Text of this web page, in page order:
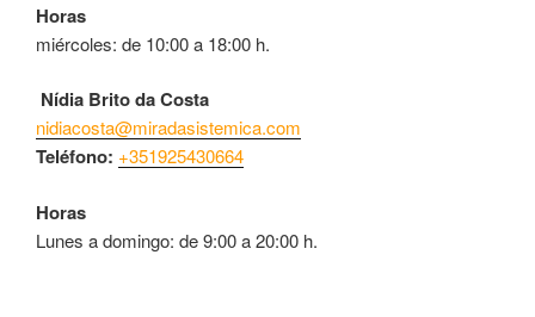
Horas
miércoles: de 10:00 a 18:00 h.
Nídia Brito da Costa
nidiacosta@miradasistemica.com
Teléfono: +351925430664
Horas
Lunes a domingo: de 9:00 a 20:00 h.